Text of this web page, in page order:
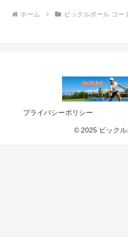
ホーム ピックルボール コー
プライバシーポリシー
© 2025 ピックル